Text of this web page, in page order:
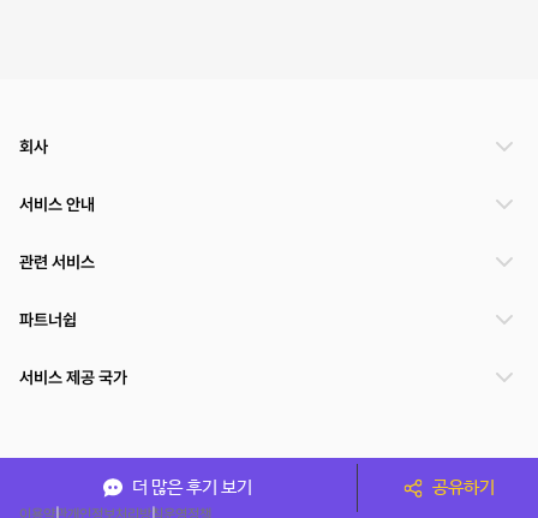
더 많은 후기 보기 공유하기
회사
서비스 안내
관련 서비스
파트너쉽
서비스 제공 국가
이용약관개인정보처리방침운영정책